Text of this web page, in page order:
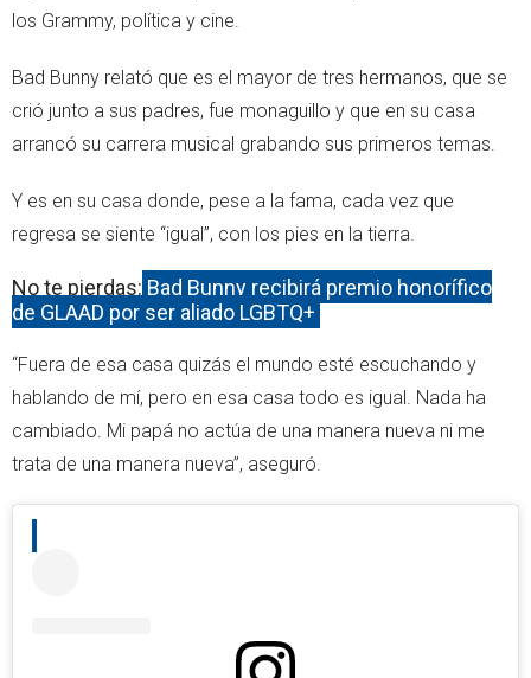
los Grammy, política y cine.
Bad Bunny relató que es el mayor de tres hermanos, que se
crió junto a sus padres, fue monaguillo y que en su casa
arrancó su carrera musical grabando sus primeros temas.
Y es en su casa donde, pese a la fama, cada vez que
regresa se siente “igual”, con los pies en la tierra.
No te pierdas: Bad Bunny recibirá premio honorífico
de GLAAD por ser aliado LGBTQ+
“Fuera de esa casa quizás el mundo esté escuchando y
hablando de mí, pero en esa casa todo es igual. Nada ha
cambiado. Mi papá no actúa de una manera nueva ni me
trata de una manera nueva”, aseguró.